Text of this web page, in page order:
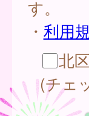
す。
・ 利用
北
(チェ